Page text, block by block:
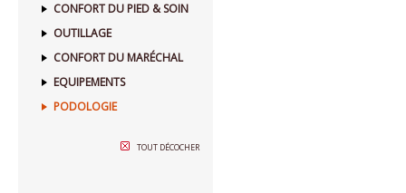
CONFORT DU PIED & SOIN
OUTILLAGE
CONFORT DU MARÉCHAL
EQUIPEMENTS
PODOLOGIE
TOUT DÉCOCHER